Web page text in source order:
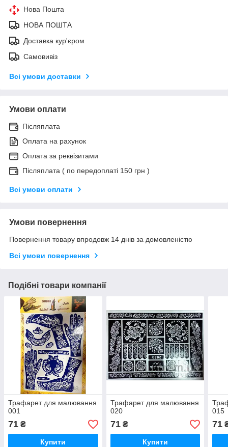
Нова Пошта
НОВА ПОШТА
Доставка кур'єром
Самовивіз
Всі умови доставки
Умови оплати
Післяплата
Оплата на рахунок
Оплата за реквізитами
Післяплата ( по передоплаті 150 грн )
Всі умови оплати
Умови повернення
Повернення товару впродовж 14 днів за домовленістю
Всі умови повернення
Подібні товари компанії
Трафарет для малювання
001
71 ₴
Купити
Трафарет для малювання
020
71₴
Купити
015
71